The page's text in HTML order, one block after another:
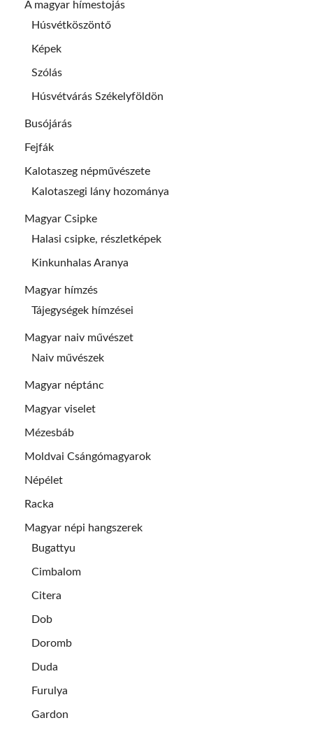
A magyar hímestojás
Húsvétköszöntő
Képek
Szólás
Húsvétvárás Székelyföldön
Busójárás
Fejfák
Kalotaszeg népművészete
Kalotaszegi lány hozománya
Magyar Csipke
Halasi csipke, részletképek
Kinkunhalas Aranya
Magyar hímzés
Tájegységek hímzései
Magyar naiv művészet
Naiv művészek
Magyar néptánc
Magyar viselet
Mézesbáb
Moldvai Csángómagyarok
Népélet
Racka
Magyar népi hangszerek
Bugattyu
Cimbalom
Citera
Dob
Doromb
Duda
Furulya
Gardon